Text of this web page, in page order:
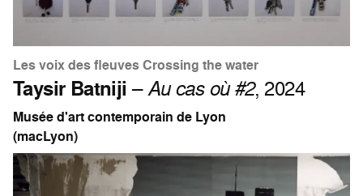
Les voix des fleuves Crossing the water
Taysir Batniji –Au cas où #2, 2024
Musée d'art contemporain de Lyon
(macLyon)